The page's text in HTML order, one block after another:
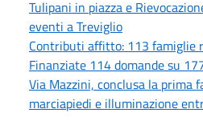
Tulipani in piazza e
eventi a Treviglio
Contributi affitto: 113 famiglie
Finanziate 114 domande su
Via Mazzini, conclusa la prima
marciapiedi e illuminazione